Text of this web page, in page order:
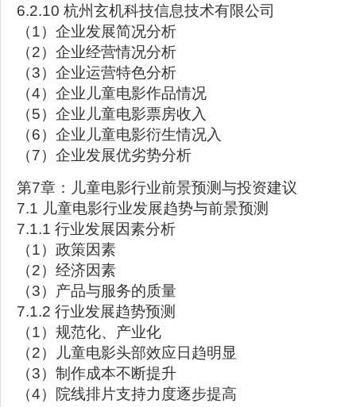
6.2.10 杭州玄机科技信息技术有限公司
（1）企业发展简况分析
（2）企业经营情况分析
（3）企业运营特色分析
（4）企业儿童电影作品情况
（5）企业儿童电影票房收入
（6）企业儿童电影衍生情况入
（7）企业发展优劣势分析
第7章：儿童电影行业前景预测与投资建议
7.1 儿童电影行业发展趋势与前景预测
7.1.1 行业发展因素分析
（1）政策因素
（2）经济因素
（3）产品与服务的质量
7.1.2 行业发展趋势预测
（1）规范化、产业化
（2）儿童电影头部效应日趋明显
（3）制作成本不断提升
（4）院线排片支持力度逐步提高